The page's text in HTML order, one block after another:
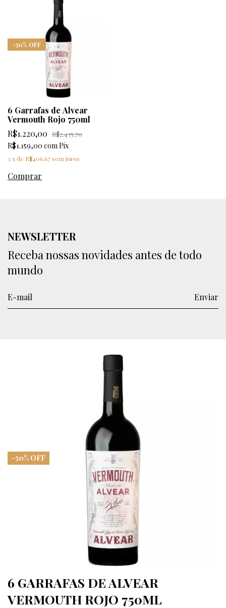
-50% OFF
6 Garrafas de Alvear
Vermouth Rojo 750ml
R$1.220,00 R$2.435,70
R$1.159,00 com Pix
3 xde R$406,67sem juros
NEWSLETTER
Receba nossas novidades antes de todo
mundo
-50% OFF
6 GARRAFAS DE ALVEAR
VERMOUTH ROJO 750ML